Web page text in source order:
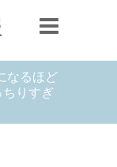
なるほど
りすぎ